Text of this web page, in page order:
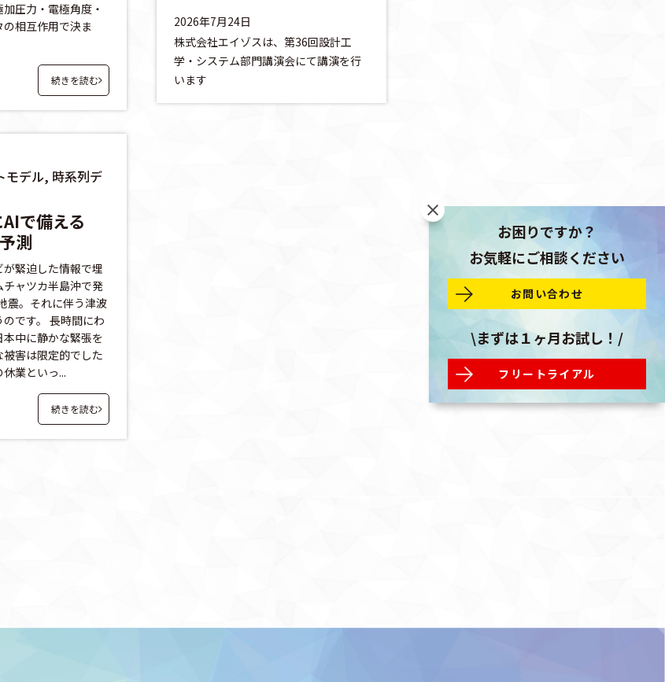
圧力・電極角度・
相互作用で決ま
続きを読む
モデル, 時系列デ
で備える
測
緊迫した情報で埋
ャツカ半島沖で発
震。それに伴う津波
です。 長時間にわ
中に静かな緊張を
害は限定的でした
業といっ...
続きを読む
2026年7月24日
株式会社エイゾスは、第36回設計工
学・システム部門講演会にて講演を行
います
お困りですか？
お気軽にご相談ください
お問い合わせ
\まずは１ヶ月お試し！/
フリートライアル